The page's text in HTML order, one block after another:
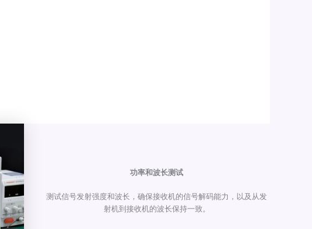
功率和波长测试
测试信号发射强度和波长，确保接收机的信号解码能力，以及从发
射机到接收机的波长保持一致。